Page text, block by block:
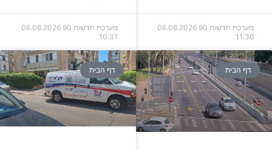
מערכת חדשות 90
06.08.2026
11:36
מערכת חדשות 90
06.08.2026
10:31
דף הבית דף הבית